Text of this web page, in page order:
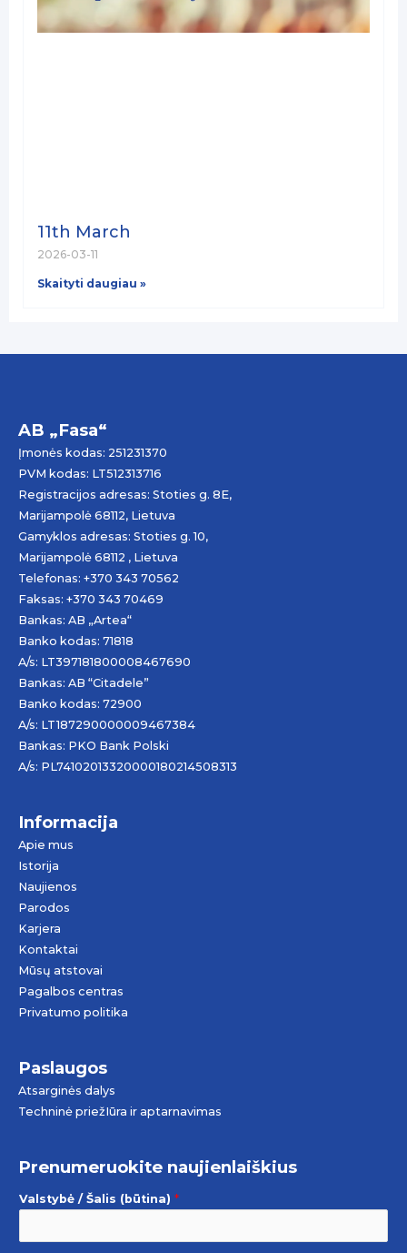
11th March
2026-03-11
Skaityti daugiau »
AB „Fasa“
Įmonės kodas: 251231370
PVM kodas: LT512313716
Registracijos adresas: Stoties g. 8E,
Marijampolė 68112, Lietuva
Gamyklos adresas: Stoties g. 10,
Marijampolė 68112 , Lietuva
Telefonas: +370 343 70562
Faksas: +370 343 70469
Bankas: AB „Artea“
Banko kodas: 71818
A/s: LT397181800008467690
Bankas: AB “Citadele”
Banko kodas: 72900
A/s: LT187290000009467384
Bankas: PKO Bank Polski
A/s: PL74102013320000180214508313
Informacija
Apie mus
Istorija
Naujienos
Parodos
Karjera
Kontaktai
Mūsų atstovai
Pagalbos centras
Privatumo politika
Paslaugos
Atsarginės dalys
Techninė priežIūra ir aptarnavimas
Prenumeruokite naujienlaiškius
Valstybė / Šalis (būtina) *